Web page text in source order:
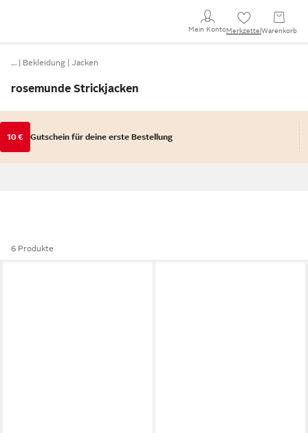
Mein KontoMerkzettel Warenkorb
… Bekleidung Jacken
rosemunde Strickjacken
10 € Gutschein für deine erste Bestellung
6 Produkte